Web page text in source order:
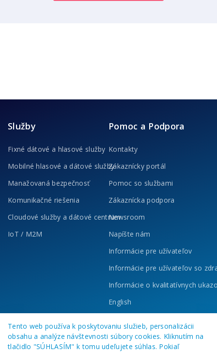
Služby
Fixné dátové a hlasové služby
Mobilné hlasové a dátové služby
Manažovaná bezpečnosť
Komunikačné riešenia
Cloudové služby a dátové centrum
IoT / M2M
Pomoc a Podpora
Kontakty
Zákaznícky portál
Pomoc so službami
Zákaznícka podpora
Newsroom
Napíšte nám
Informácie pre užívateľov
Informácie pre užívateľov so
Informácie o kvalitatívnych
English
Tento web používa k poskytovaniu služieb, personalizácii
obsahu a analýze návštevnosti súbory cookies. Kliknutím na
tlačidlo "SÚHLASÍM" k tomu udeľujete súhlas. Pokiaľ